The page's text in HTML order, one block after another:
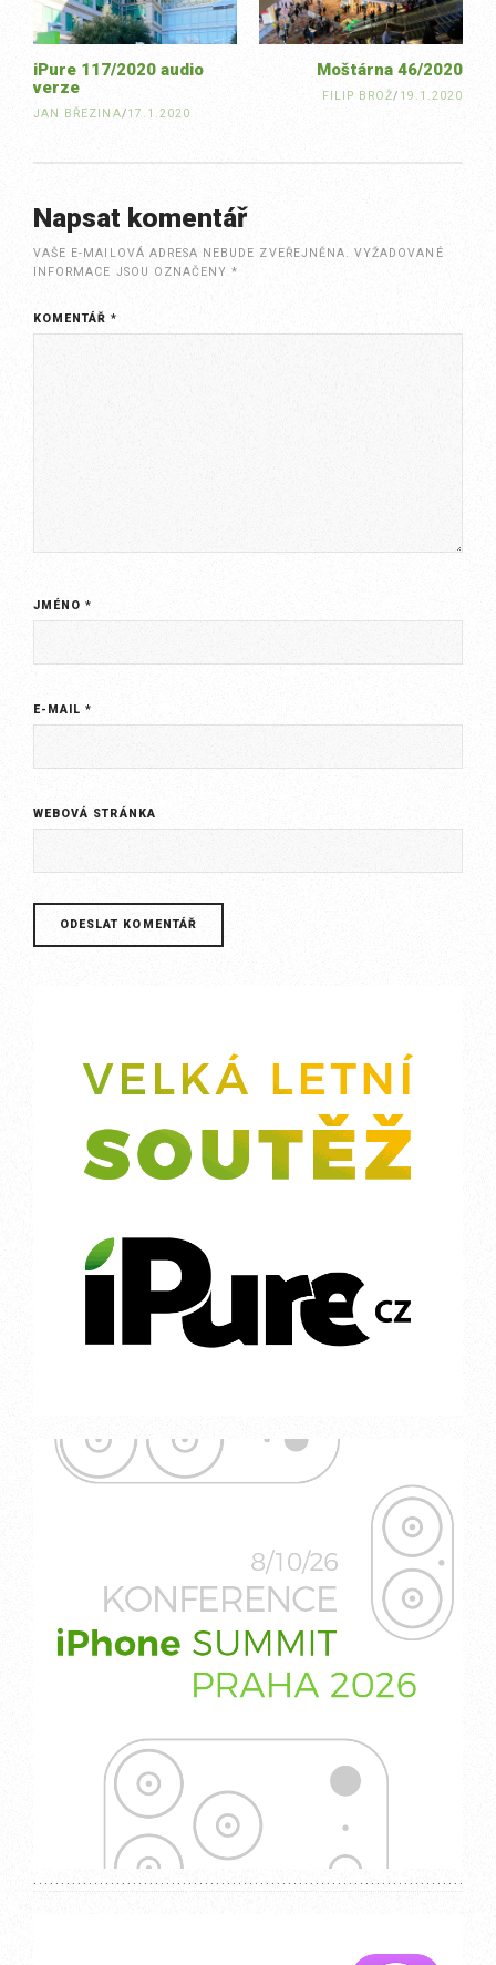
Moštárna 46/2020
FILIP BROŽ/ 19.1.2020
iPure 117/2020 audio
verze
JAN BŘEZINA/17.1.2020
Napsat komentář
VAŠE E-MAILOVÁ ADRESA NEBUDE ZVEŘEJNĚNA. VYŽADOVANÉ
INFORMACE JSOU OZNAČENY*
KOMENTÁŘ*
JMÉNO*
E-MAIL*
WEBOVÁ STRÁNKA